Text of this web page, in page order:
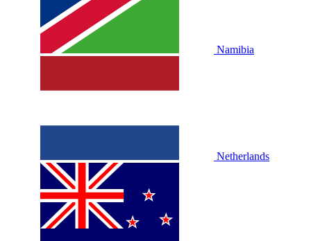
Namibia
Netherlands